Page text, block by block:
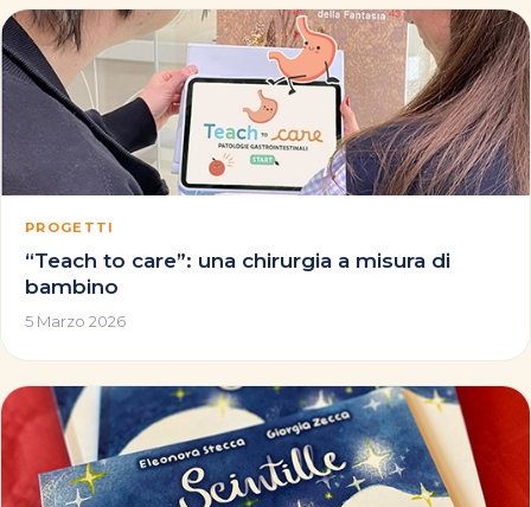
PROGETTI
“Teach to care”: una chirurgia a misura di
bambino
5 Marzo 2026